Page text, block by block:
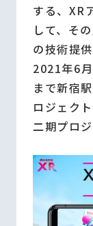
する、XR
して、そ
の技術提
2021年6
まで新宿
ロジェク
二期プロ